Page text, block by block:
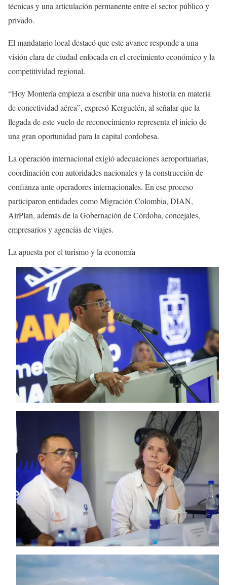
técnicas y una articulación permanente entre el sector público y
privado.
El mandatario local destacó que este avance responde a una
visión clara de ciudad enfocada en el crecimiento económico y la
competitividad regional.
“Hoy Montería empieza a escribir una nueva historia en materia
de conectividad aérea”, expresó Kerguelén, al señalar que la
llegada de este vuelo de reconocimiento representa el inicio de
una gran oportunidad para la capital cordobesa.
La operación internacional exigió adecuaciones aeroportuarias,
coordinación con autoridades nacionales y la construcción de
confianza ante operadores internacionales. En ese proceso
participaron entidades comoMigración Colombia, DIAN,
AirPlan, además de la Gobernación de Córdoba, concejales,
empresarios y agencias de viajes.
La apuesta por el turismo y la economía